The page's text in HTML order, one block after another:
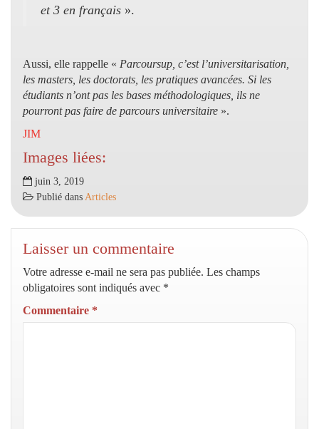
et 3 en français ».
Aussi, elle rappelle « Parcoursup, c’est l’universitarisation,
les masters, les doctorats, les pratiques avancées. Si les
étudiants n’ont pas les bases méthodologiques, ils ne
pourront pas faire de parcours universitaire ».
JIM
Images liées:
juin 3, 2019
Publié dans Articles
Laisser un commentaire
Votre adresse e-mail ne sera pas publiée. Les champs
obligatoires sont indiqués avec *
Commentaire *